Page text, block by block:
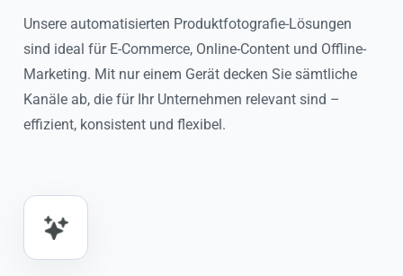
Unsere automatisierten Produktfotografie-Lösungen
sind ideal für E-Commerce, Online-Content und Offline-
Marketing. Mit nur einem Gerät decken Sie sämtliche
Kanäle ab, die für Ihr Unternehmen relevant sind –
effizient, konsistent und flexibel.